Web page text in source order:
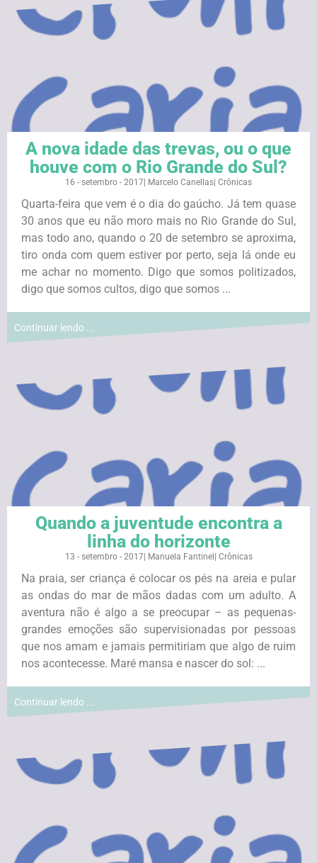
A nova idade das trevas, ou o que
houve com o Rio Grande do Sul?
16 - setembro - 2017 Marcelo Canellas Crônicas
Quarta-feira que vem é o dia do gaúcho. Já tem quase
30 anos que eu não moro mais no Rio Grande do Sul,
mas todo ano, quando o 20 de setembro se aproxima,
tiro onda com quem estiver por perto, seja lá onde eu
me achar no momento. Digo que somos politizados,
digo que somos cultos, digo que somos ...
Continuar lendo ...
Quando a juventude encontra a
linha do horizonte
13 - setembro - 2017| Manuela Fantinel Crônicas
Na praia, ser criança é colocar os pés na areia e pular
as ondas do mar de mãos dadas com um adulto. A
aventura não é algo a se preocupar – as pequenas-
grandes emoções são supervisionadas por pessoas
que nos amam e jamais permitiriam que algo de ruim
nos acontecesse. Maré mansa e nascer do sol: ...
Continuar lendo ...